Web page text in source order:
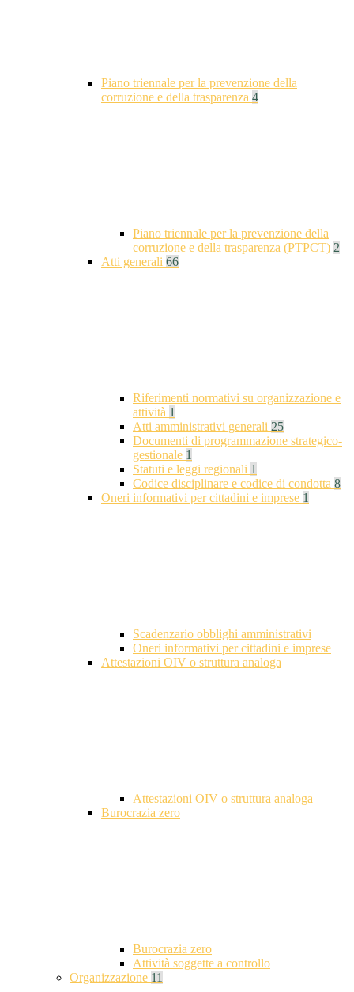
Piano triennale per la prevenzione della
corruzione e della trasparenza 4
Piano triennale per la prevenzione della
corruzione e della trasparenza (PTPCT) 2
Atti generali 66
Riferimenti normativi su organizzazione e
attività 1
Atti amministrativi generali 25
Documenti di programmazione strategico-
gestionale 1
Statuti e leggi regionali 1
Codice disciplinare e codice di condotta 8
Oneri informativi per cittadini e imprese 1
Scadenzario obblighi amministrativi
Oneri informativi per cittadini e imprese
Attestazioni OIV o struttura analoga
Attestazioni OIV o struttura analoga
Burocrazia zero
Burocrazia zero
Attività soggette a controllo
Organizzazione 11